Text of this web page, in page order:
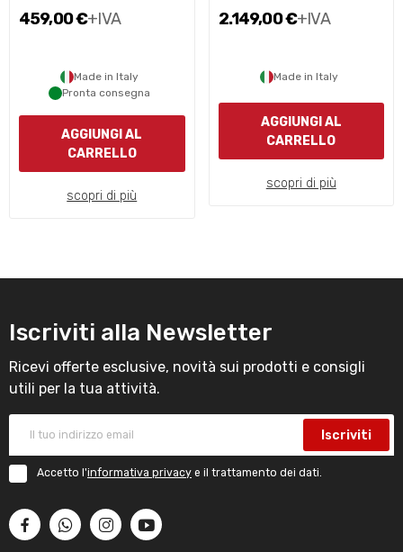
459,00 €+IVA
Made in Italy
Pronta consegna
AGGIUNGI AL
CARRELLO
scopri di più
2.149,00 €+IVA
Made in Italy
AGGIUNGI AL
CARRELLO
scopri di più
Iscriviti alla Newsletter
Ricevi offerte esclusive, novità sui prodotti e consigli
utili per la tua attività.
Iscriviti
Accetto l'informativa privacy e il trattamento dei dati.